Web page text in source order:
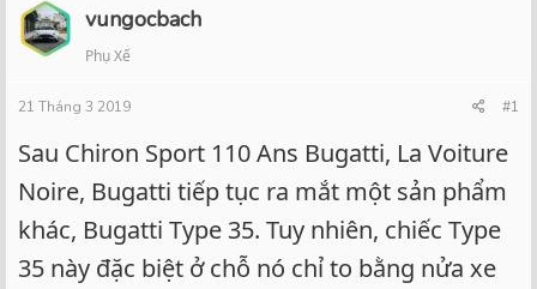
a
d
s
a
t
e
r
t
vungocbach
Phụ Xế
21 Tháng 3 2019 #1
Sau Chiron Sport 110 Ans Bugatti, La Voiture
Noire, Bugatti tiếp tục ra mắt một sản phẩm
khác, Bugatti Type 35. Tuy nhiên, chiếc Type
35 này đặc biệt ở chỗ nó chỉ to bằng nửa xe